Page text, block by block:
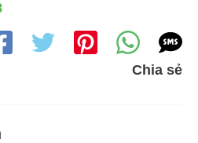
Chia sẻ